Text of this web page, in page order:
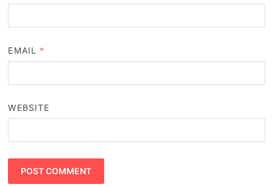
EMAIL *
WEBSITE